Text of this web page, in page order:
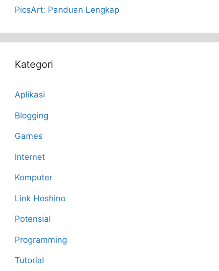
PicsArt: Panduan Lengkap
Kategori
Aplikasi
Blogging
Games
Internet
Komputer
Link Hoshino
Potensial
Programming
Tutorial